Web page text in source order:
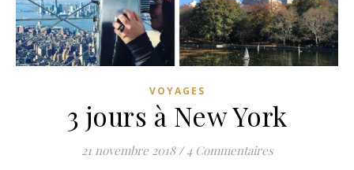
VOYAGES
3 jours à New York
21 novembre 2018 / 4 Commentaires